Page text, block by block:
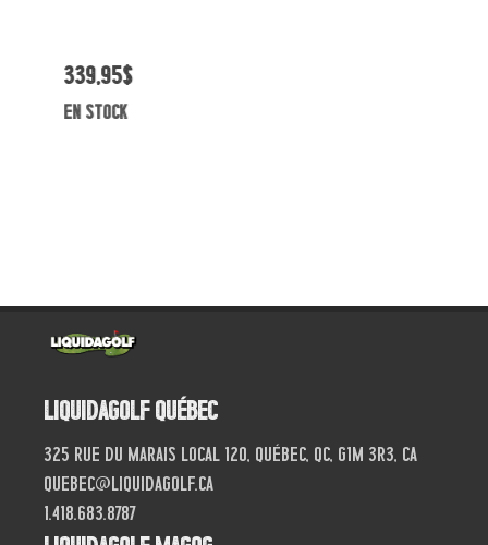
339,95$
en stock
Liquidagolf Québec
325 Rue du Marais local 120, Québec, QC, G1M 3R3, CA
quebec@liquidagolf.ca
1.418.683.8787